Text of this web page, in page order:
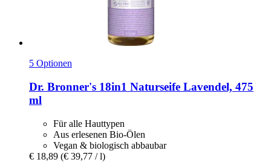
5 Optionen
Dr. Bronner's 18in1 Naturseife Lavendel, 475
ml
Für alle Hauttypen
Aus erlesenen Bio-Ölen
Vegan & biologisch abbaubar
€ 18,89 (€ 39,77 / l)